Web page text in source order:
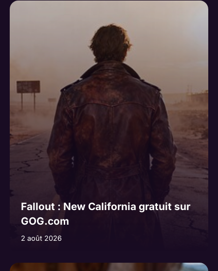
Fallout : New California gratuit sur
GOG.com
2 août 2026